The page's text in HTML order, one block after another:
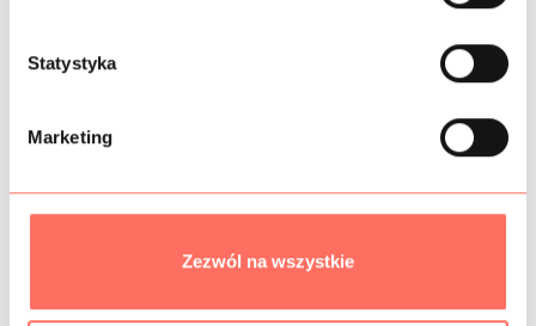
Statystyka
Marketing
Zezwól na wszystkie
Podobne produkty